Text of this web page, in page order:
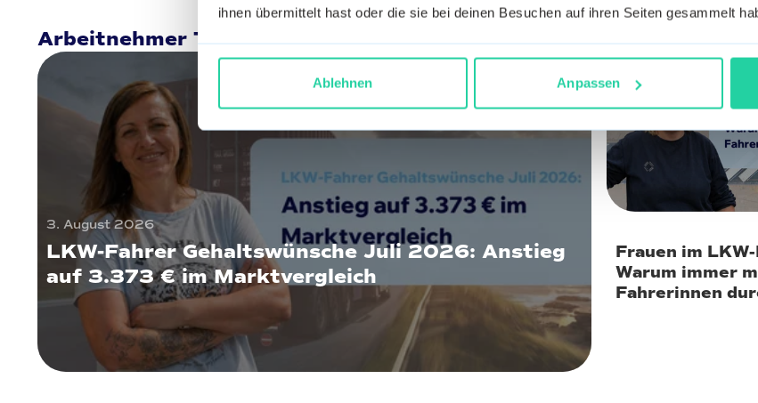
ihnen übermittelt hast oder die sie bei deinen Besuchen auf ihren Seiten gesammelt
Ablehnen Anpassen
Arbeitnehmer Truck
3. August 2026
LKW-Fahrer Gehaltswünsche Juli 2026: Anstieg
auf 3.373 € im Marktvergleich
22. Juli 2026
Frauen im
Warum immer
Fahrerinnen